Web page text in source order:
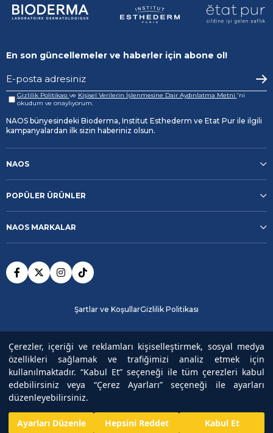
Çerezler, içeriği ve reklamları kişiselleştirmek, sosyal medya
özellikleri sağlamak ve trafiğimizi analiz etmek için
kullanılmaktadır. “Kabul Et” seçeneği ile tüm çerezleri kabul
edebilirsiniz veya “Çerez Ayarları” seçeneği ile ayarları
düzenleyebilirsiniz.
Ayarları Düzenle Hepsini Reddet Kabul Et
₺1.589,00 ₺1.112,00
En son güncellemeler ve haberler için abone ol!
Gizlilik Politikası ve Kişisel Verilerin İşlenmesine Dair Aydınlatma Metni 'ni
okudum ve onaylıyorum.
NAOS bünyesindeki Bioderma, Institut Esthederm ve Etat Pur ile ilgili
kampanyalardan ilk sizin haberiniz olsun.
NAOS
POPÜLER ÜRÜNLER
NAOS MARKALAR
Şartlar ve KoşullarGizlilik Politikası
Copyright© 2025 NAOSAll rights reserved.